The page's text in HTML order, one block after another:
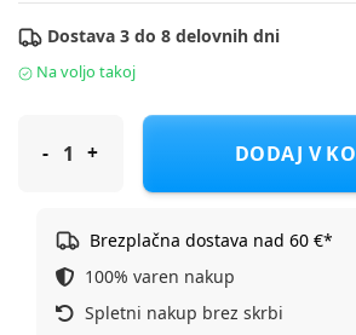
Dostava 3 do 8 delovnih dni
Na voljo takoj
Cool Club pulover DR LCB3112007 HOT
DODAJ V
Brezplačna dostava nad 60 €*
100% varen nakup
Spletni nakup brez skrbi